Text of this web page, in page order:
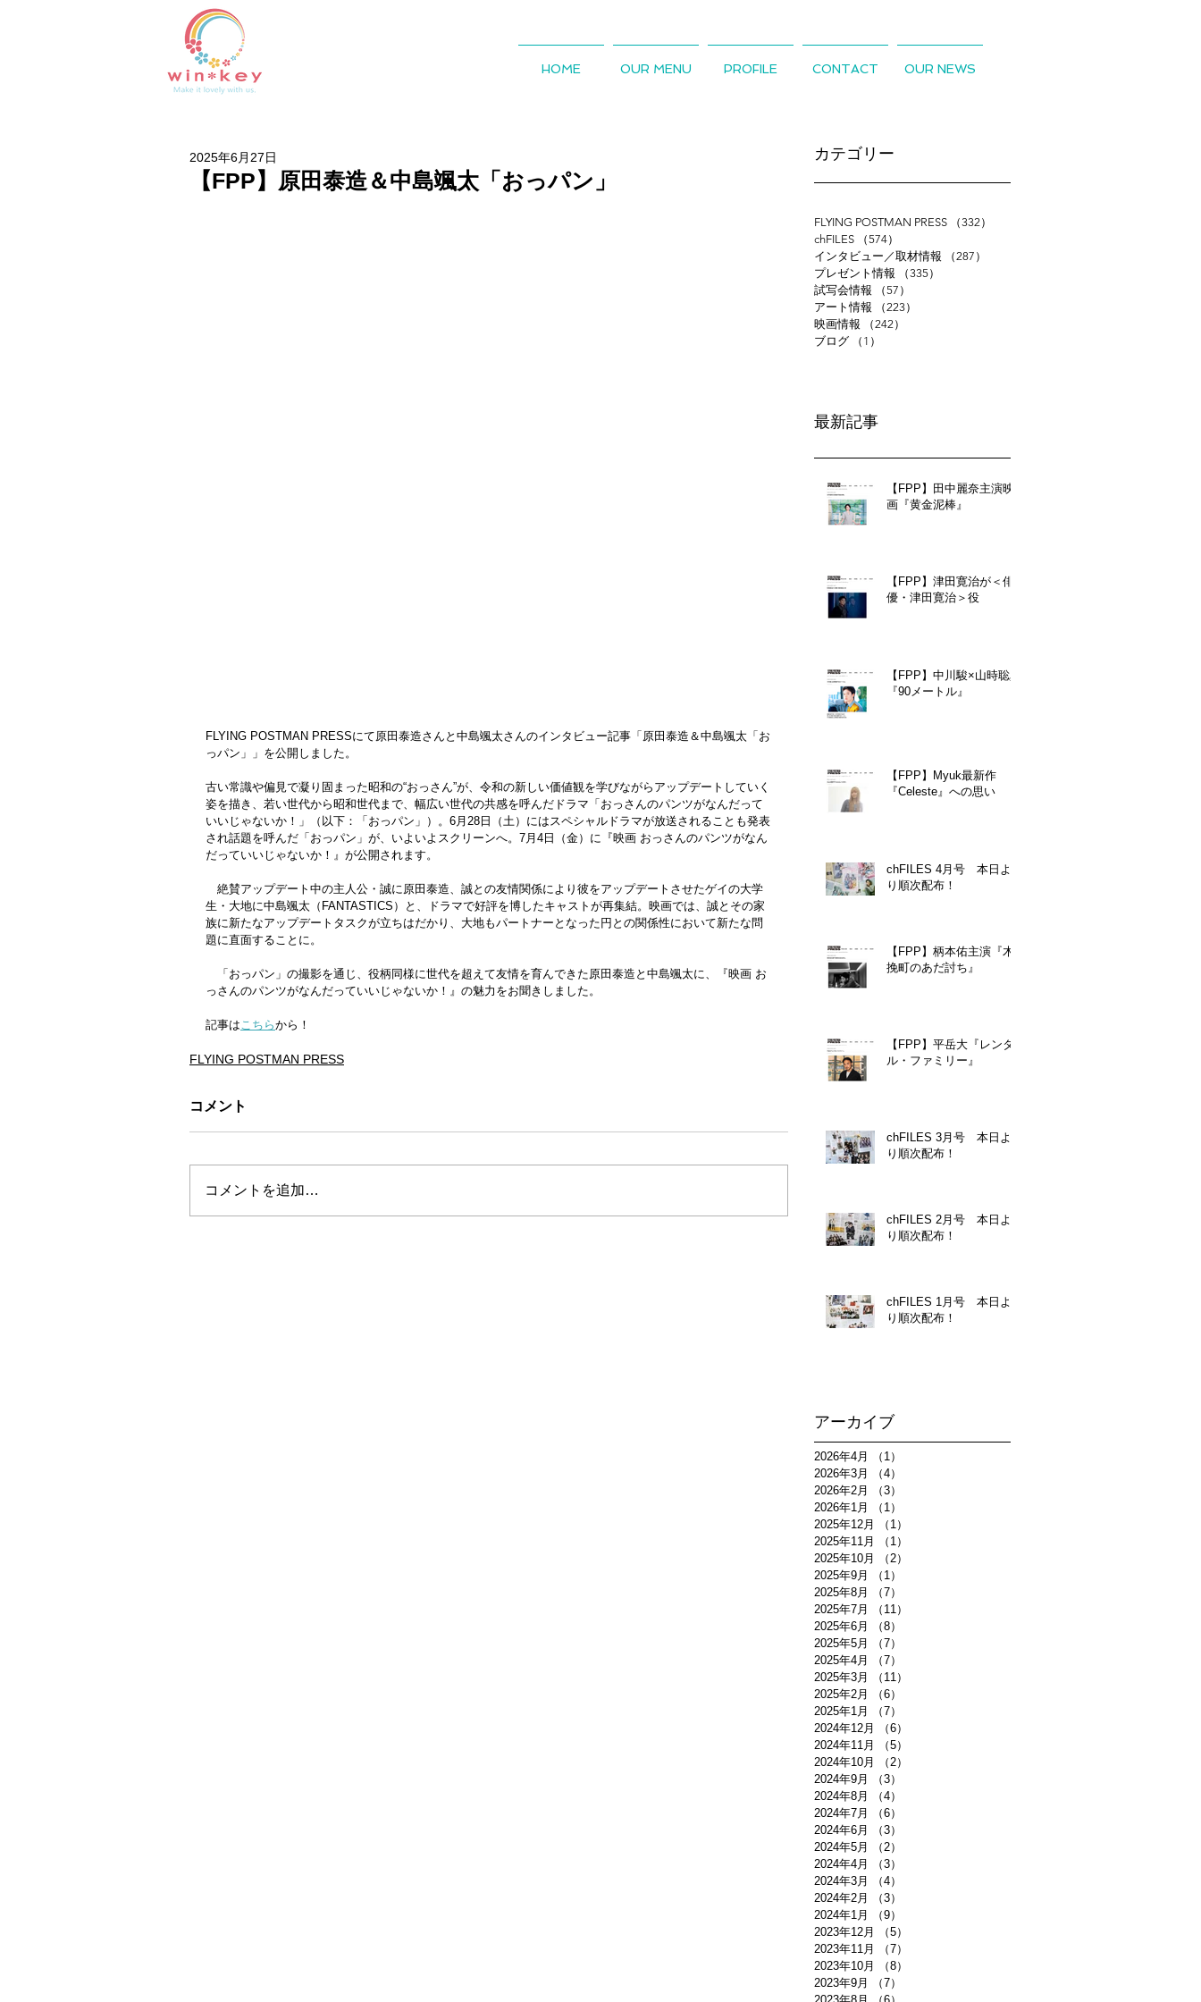
HOME OUR MENU PROFILE CONTACT OUR NEWS
【FPP】原田泰造＆中島颯太「おっパン」
2025年6月27日
FLYING POSTMAN PRESSにて 原田泰造さんと中島颯太さんのインタビュー記事「 原田泰造＆中島颯太「お
っパン」
」を公開しました。
古い常識や偏見で凝り固まった昭和の“おっさん”が、令和の新しい価値観を学びながらアップデートしていく
姿を描き、若い世代から昭和世代まで、幅広い世代の共感を呼んだドラマ「おっさんのパンツがなんだって
いいじゃないか！」（以下：「おっパン」）。6月28日（土）にはスペシャルドラマが放送されることも発表
され話題を呼んだ「おっパン」が、いよいよスクリーンへ。7月4日（金）に『映画 おっさんのパンツがなん
だっていいじゃないか！』が公開されます。
絶賛アップデート中の主人公・誠に原田泰造、誠との友情関係により彼をアップデートさせたゲイの大学
生・大地に中島颯太（FANTASTICS）と、ドラマで好評を博したキャストが再集結。映画では、誠とその家
族に新たなアップデートタスクが立ちはだかり、大地もパートナーとなった円との関係性において新たな問
題に直面することに。
「おっパン」の撮影を通じ、役柄同様に世代を超えて友情を育んできた原田泰造と中島颯太に、『映画 お
っさんのパンツがなんだっていいじゃないか！』の魅力をお聞きしました。
記事は こちらから！
FLYING POSTMAN PRESS
コメント
コメントを追加…
​カテゴリー
FLYING POSTMAN PRESS （332）
chFILES
（574）
インタビュー／取材情報
（287）
プレゼント情報
（335）
試写会情報
（57）
アート情報
（223）
映画情報
（242）
ブログ
（1）
最新記事
【FPP】田中麗奈主演映
画『黄金泥棒』
【FPP】津田寛治が＜俳
優・津田寛治＞役
【FPP】中川駿×山時聡真
『90メートル』
【FPP】Myuk最新作
『Celeste』への思い
chFILES 4月号 本日よ
り順次配布！
【FPP】柄本佑主演『木
挽町のあだ討ち』
【FPP】平岳大『レンタ
ル・ファミリー』
chFILES 3月号 本日よ
り順次配布！
chFILES 2月号 本日よ
り順次配布！
chFILES 1月号 本日よ
り順次配布！
アーカイブ
2026年4月 （1）
2026年3月
（4）
2026年2月
（3）
2026年1月
（1）
2025年12月
（1）
2025年11月
（1）
2025年10月
（2）
2025年9月
（1）
2025年8月
（7）
2025年7月
（11）
2025年6月
（8）
2025年5月
（7）
2025年4月
（7）
2025年3月
（11）
2025年2月
（6）
2025年1月
（7）
2024年12月
（6）
2024年11月
（5）
2024年10月
（2）
2024年9月
（3）
2024年8月
（4）
2024年7月
（6）
2024年6月
（3）
2024年5月
（2）
2024年4月
（3）
2024年3月
（4）
2024年2月
（3）
2024年1月
（9）
2023年12月
（5）
2023年11月
（7）
2023年10月
（8）
2023年9月
（7）